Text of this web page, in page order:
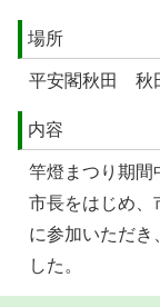
場所
平安閣秋田 秋
内容
竿燈まつり期間
市長をはじめ、
に参加いただき
した。